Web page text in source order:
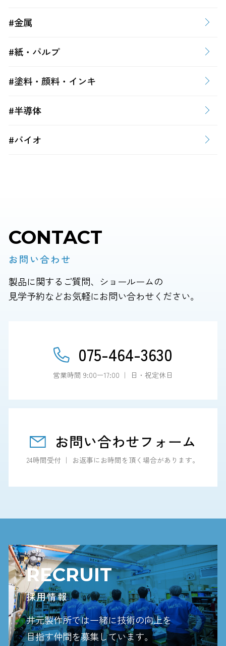
#金属
#紙・パルプ
#塗料・顔料・インキ
#半導体
#バイオ
CONTACT
お問い合わせ
製品に関するご質問、ショールームの
見学予約などお気軽にお問い合わせください。
075-464-3630
営業時間 9:00ー17:00 ｜ 日・祝定休日
お問い合わせフォーム
24時間受付 ｜ お返事にお時間を頂く場合があります。
RECRUIT
採用情報
井元製作所では一緒に技術の向上を
目指す仲間を募集しています。